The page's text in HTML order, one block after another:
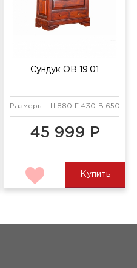
Сундук ОВ 19.01
Размеры: Ш:880 Г:430 В:650 мм
45 999 Р
Купить